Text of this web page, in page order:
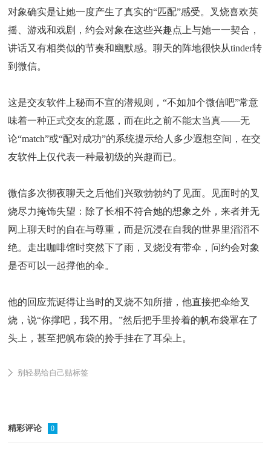
对象确实是让她一度产生了真实的“匹配”感受。叉烧喜欢英
摇、游戏和戏剧，约会对象在这些兴趣点上与她一一契合，
讲话又有相类似的节奏和幽默感。聊天的阵地很快从tinder转
到微信。
这是交友软件上秘而不宣的潜规则，“不如加个微信吧”常意
味着一种正式交友的意愿，而在此之前不能太当真——无
论“match”或“配对成功”的系统提示给人多少遐想空间，在交
友软件上仅代表一种最初级的兴趣而已。
微信多次彻夜聊天之后他们兴致勃勃约了见面。见面时的叉
烧尽力掩饰失望：除了长相不符合她的想象之外，来者并无
网上聊天时的自在与尊重，而是沉浸在自我的世界里滔滔不
绝。走出咖啡馆时突然下了雨，叉烧没有带伞，问约会对象
是否可以一起撑他的伞。
他的回应荒诞得让当时的叉烧不知所措，他直接把伞给叉
烧，说“你撑吧，我不用。”然后把手里拎着的帆布袋罩在了
头上，甚至把帆布袋的拎手挂在了耳朵上。
别轻易给自己贴标签
精彩评论 0